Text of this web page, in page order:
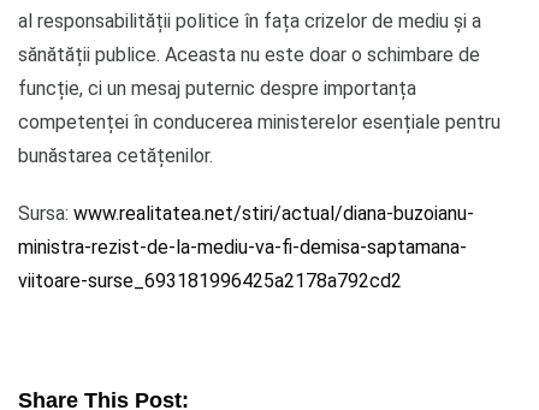
al responsabilității politice în fața crizelor de mediu și a
sănătății publice. Aceasta nu este doar o schimbare de
funcție, ci un mesaj puternic despre importanța
competenței în conducerea ministerelor esențiale pentru
bunăstarea cetățenilor.
Sursa: www.realitatea.net/stiri/actual/diana-buzoianu-
ministra-rezist-de-la-mediu-va-fi-demisa-saptamana-
viitoare-surse_693181996425a2178a792cd2
Share This Post: